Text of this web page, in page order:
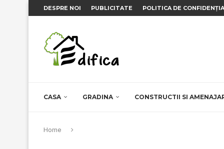
DESPRE NOI PUBLICITATE POLITICA DE
CASA GRADINA CONSTRUCTII SI
Home